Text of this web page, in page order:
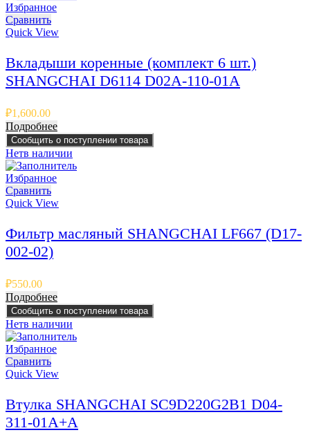
Избранное
Сравнить
Quick View
Вкладыши коренные (комплект 6 шт.)
SHANGCHAI D6114 D02A-110-01A
₽1,600.00
Подробнее
Сообщить о поступлении товара
Нетв наличии
Избранное
Сравнить
Quick View
Фильтр масляный SHANGCHAI LF667 (D17-
002-02)
₽550.00
Подробнее
Сообщить о поступлении товара
Нетв наличии
Избранное
Сравнить
Quick View
Втулка SHANGCHAI SC9D220G2B1 D04-
311-01A+A